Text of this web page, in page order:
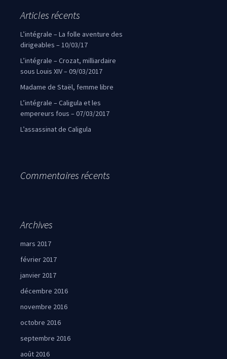
Articles récents
L’intégrale – La folle aventure des
dirigeables – 10/03/17
L’intégrale – Crozat, milliardaire
sous Louis XIV – 09/03/2017
Madame de Staël, femme libre
L’intégrale – Caligula et les
empereurs fous – 07/03/2017
L’assassinat de Caligula
Commentaires récents
Archives
mars 2017
février 2017
janvier 2017
décembre 2016
novembre 2016
octobre 2016
septembre 2016
août 2016